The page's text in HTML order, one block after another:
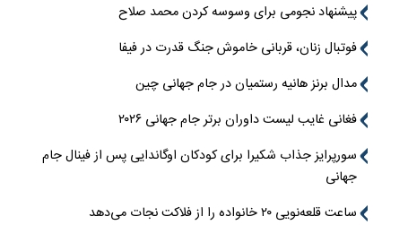
پیشنهاد نجومی برای وسوسه کردن محمد صلاح
فوتبال زنان، قربانی خاموش جنگ قدرت در فیفا
مدال برنز هانیه رستمیان در جام جهانی چین
فغانی غایب لیست داوران برتر جام جهانی ۲۰۲۶
سورپرایز جذاب شکیرا برای کودکان اوگاندایی پس از فینال جام
جهانی
ساعت قلعه‌نویی ۲۰ خانواده را از فلاکت نجات می‌دهد